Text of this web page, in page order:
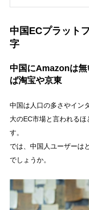
中国ECプラット
字
中国にAmazonは無
ば淘宝や京東
中国は人口の多さやイン
大のEC市場と言われる
す。
では、中国人ユーザーは
でしょうか。